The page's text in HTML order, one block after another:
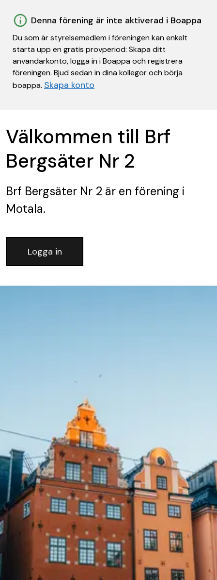
Denna förening är inte aktiverad i Boappa
Du som är styrelsemedlem i föreningen kan enkelt
starta upp en gratis provperiod: Skapa ditt
användarkonto, logga in i Boappa och registrera
föreningen. Bjud sedan in dina kollegor och börja
boappa. Skapa konto
Välkommen till Brf
Bergsäter Nr 2
Brf Bergsäter Nr 2 är en förening i
Motala.
Logga in